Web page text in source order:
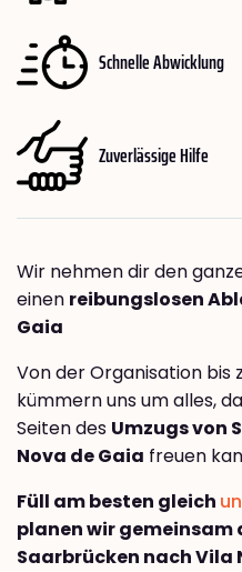
Schnelle Abwicklung
Zuverlässige Hilfe
Wir nehmen dir den
einen reibungslosen
Gaia
Von der Organisation bis
kümmern uns um alles,
Seiten des Umzugs von
Nova de Gaia freuen
Füll am besten gleich
planen wir gemeinsam
Saarbrücken nach Vila